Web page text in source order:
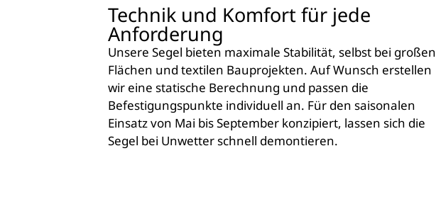
Technik und Komfort für jede
Anforderung
Unsere Segel bieten maximale Stabilität, selbst bei großen
Flächen und textilen Bauprojekten. Auf Wunsch erstellen
wir eine statische Berechnung und passen die
Befestigungspunkte individuell an. Für den saisonalen
Einsatz von Mai bis September konzipiert, lassen sich die
Segel bei Unwetter schnell demontieren.